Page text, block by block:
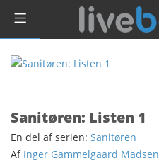
Sanitøren: Listen 1
En del af serien: Sanitøren
Af Inger Gammelgaard Madsen